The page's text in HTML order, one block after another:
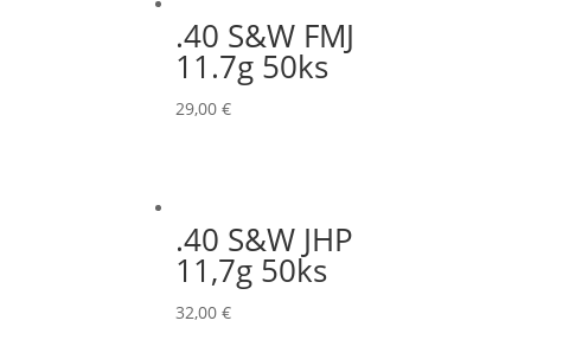
.40 S&W FMJ
11.7g 50ks
29,00€
.40 S&W JHP
11,7g 50ks
32,00€